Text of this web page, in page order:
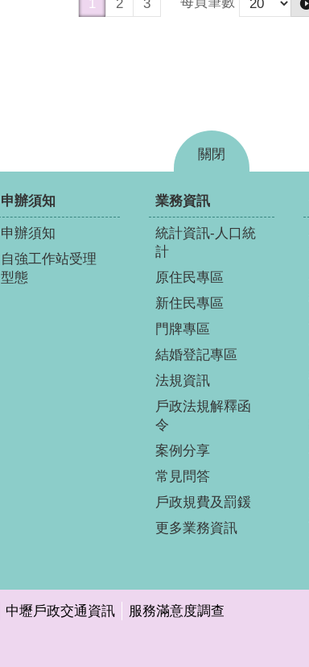
1 2 3
關閉
申辦須知
申辦須知
自強工作站受理
型態
業務資訊
統計資訊-人口統
計
原住民專區
新住民專區
門牌專區
結婚登記專區
法規資訊
戶政法規解釋函
令
案例分享
常見問答
戶政規費及罰鍰
更多業務資訊
中壢戶政交通資訊 服務滿意度調查